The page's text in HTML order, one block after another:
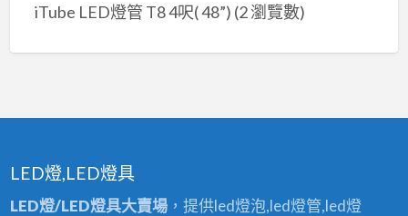
iTube LED燈管 T8 4呎( 48”) (2 瀏覽數)
LED燈,LED燈具
LED燈/LED燈具大賣場，提供led燈泡,led燈管,led燈